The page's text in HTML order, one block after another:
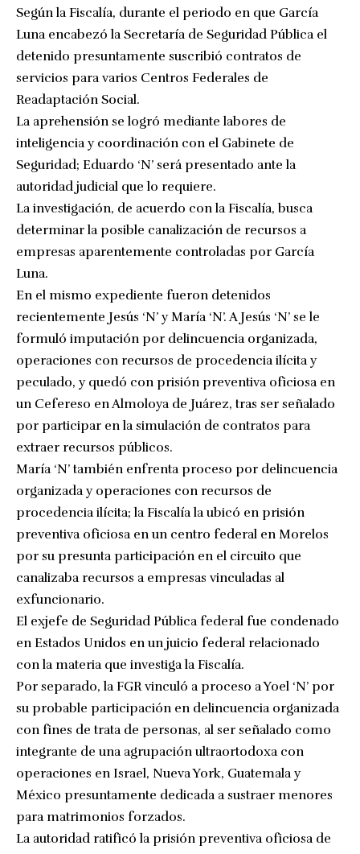
Según la Fiscalía, durante el periodo en que García
Luna encabezó la Secretaría de Seguridad Pública el
detenido presuntamente suscribió contratos de
servicios para varios Centros Federales de
Readaptación Social.
La aprehensión se logró mediante labores de
inteligencia y coordinación con el Gabinete de
Seguridad; Eduardo ‘N’ será presentado ante la
autoridad judicial que lo requiere.
La investigación, de acuerdo con la Fiscalía, busca
determinar la posible canalización de recursos a
empresas aparentemente controladas por García
Luna.
En el mismo expediente fueron detenidos
recientemente Jesús ‘N’ y María ‘N’. A Jesús ‘N’ se le
formuló imputación por delincuencia organizada,
operaciones con recursos de procedencia ilícita y
peculado, y quedó con prisión preventiva oficiosa en
un Cefereso en Almoloya de Juárez, tras ser señalado
por participar en la simulación de contratos para
extraer recursos públicos.
María ‘N’ también enfrenta proceso por delincuencia
organizada y operaciones con recursos de
procedencia ilícita; la Fiscalía la ubicó en prisión
preventiva oficiosa en un centro federal en Morelos
por su presunta participación en el circuito que
canalizaba recursos a empresas vinculadas al
exfuncionario.
El exjefe de Seguridad Pública federal fue condenado
en Estados Unidos en un juicio federal relacionado
con la materia que investiga la Fiscalía.
Por separado, la FGR vinculó a proceso a Yoel ‘N’ por
su probable participación en delincuencia organizada
con fines de trata de personas, al ser señalado como
integrante de una agrupación ultraortodoxa con
operaciones en Israel, Nueva York, Guatemala y
México presuntamente dedicada a sustraer menores
para matrimonios forzados.
La autoridad ratificó la prisión preventiva oficiosa de